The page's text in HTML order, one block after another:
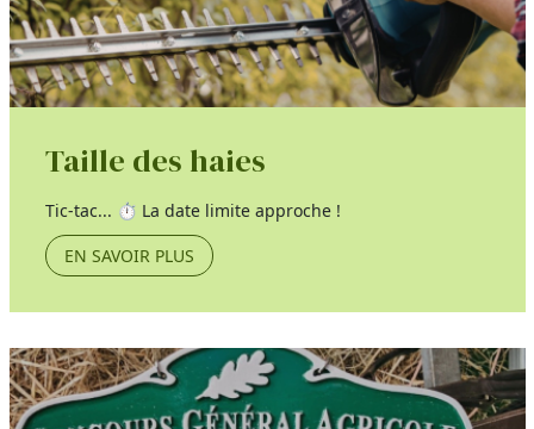
Taille des haies
Tic-tac... ⏱️ La date limite approche !
EN SAVOIR PLUS